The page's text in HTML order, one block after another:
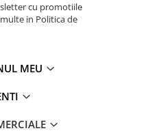
cu promotiile
in Politica de
MEU